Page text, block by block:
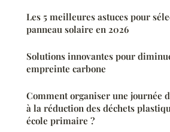
Les 5 meilleures astuces pour
panneau solaire en 2026
Solutions innovantes pour
empreinte carbone
Comment organiser une journée
à la réduction des déchets
école primaire ?